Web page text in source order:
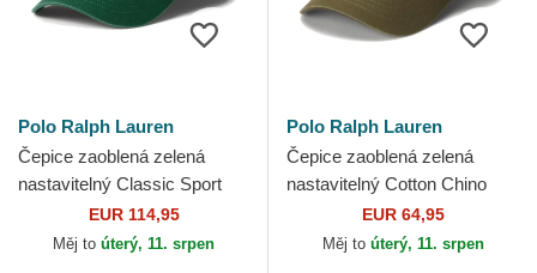
Polo Ralph Lauren
Čepice zaoblená zelená
nastavitelný Classic Sport
Twill Bear Polo Ralph Lauren
EUR 114,95
Měj to úterý, 11. srpen
Polo Ralph Lauren
Čepice zaoblená zelená
nastavitelný Cotton Chino
Classic Sport Polo Ralph
Lauren
EUR 64,95
Měj to úterý, 11. srpen